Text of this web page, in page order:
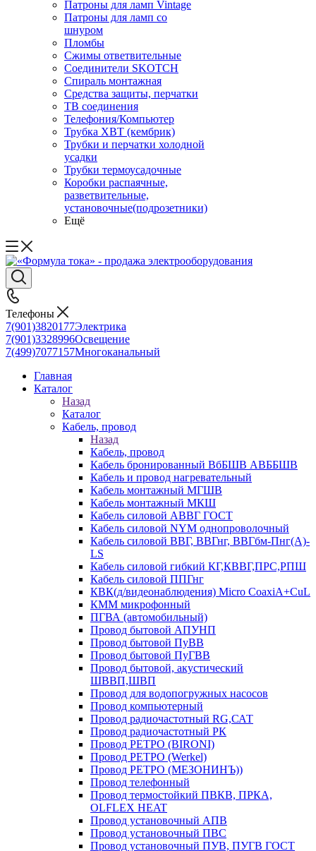
Патроны для ламп Vintage
Патроны для ламп со
шнуром
Пломбы
Сжимы ответвительные
Соединители SKOTCH
Спираль монтажная
Средства защиты, перчатки
ТВ соединения
Телефония/Компьютер
Трубка ХВТ (кембрик)
Трубки и перчатки холодной
усадки
Трубки термоусадочные
Коробки распаячные,
разветвительные,
установочные(подрозетники)
Ещё
Телефоны
7(901)3820177Электрика
7(901)3328996Освещение
7(499)7077157Многоканальный
Главная
Каталог
Назад
Каталог
Кабель, провод
Назад
Кабель, провод
Кабель бронированный ВбБШВ АВББШВ
Кабель и провод нагревательный
Кабель монтажный МГШВ
Кабель монтажный МКШ
Кабель силовой АВВГ ГОСТ
Кабель силовой NYM однопроволочный
Кабель силовой ВВГ, ВВГнг, ВВГбм-Пнг(А)-
LS
Кабель силовой гибкий КГ,КВВГ,ПРС,РПШ
Кабель силовой ППГнг
КВК(д/видеонаблюдения) Micro CoaxiA+CuL
КММ микрофонный
ПГВА (автомобильный)
Провод бытовой АПУНП
Провод бытовой ПуВВ
Провод бытовой ПуГВВ
Провод бытовой, акустический
ШВВП,ШВП
Провод для водопогружных насосов
Провод компьютерный
Провод радиочастотный RG,САТ
Провод радиочастотный РК
Провод РЕТРО (BIRONI)
Провод РЕТРО (Werkel)
Провод РЕТРО (МЕЗОНИНЪ))
Провод телефонный
Провод термостойкий ПВКВ, ПРКА,
OLFLEX HEAT
Провод установочный АПВ
Провод установочный ПВС
Провод установочный ПУВ, ПУГВ ГОСТ